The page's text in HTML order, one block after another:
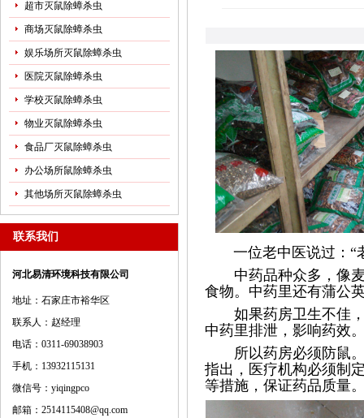
超市灭鼠除蟑杀虫
商场灭鼠除蟑杀虫
娱乐场所灭鼠除蟑杀虫
医院灭鼠除蟑杀虫
学校灭鼠除蟑杀虫
物业灭鼠除蟑杀虫
食品厂灭鼠除蟑杀虫
办公场所鼠除蟑杀虫
其他场所灭鼠除蟑杀虫
联系我们
河北易清环境科技有限公司
地址：石家庄市裕华区
联系人：赵经理
电话：0311-69038903
手机：13932115131
微信号：yiqingpco
邮箱：2514115408@qq.com
一位老中医说过：“
中药品种众多，像麦
食物。中药里还有蒲公
如果药房卫生不佳，
中药里排泄，影响药效
所以药房必须防鼠。
指出，医疗机构必须制
等措施，保证药品质量